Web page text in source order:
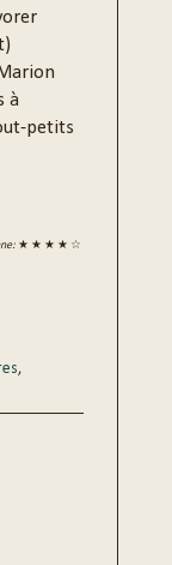
à
petits
★ ★ ★ ★ ☆
,